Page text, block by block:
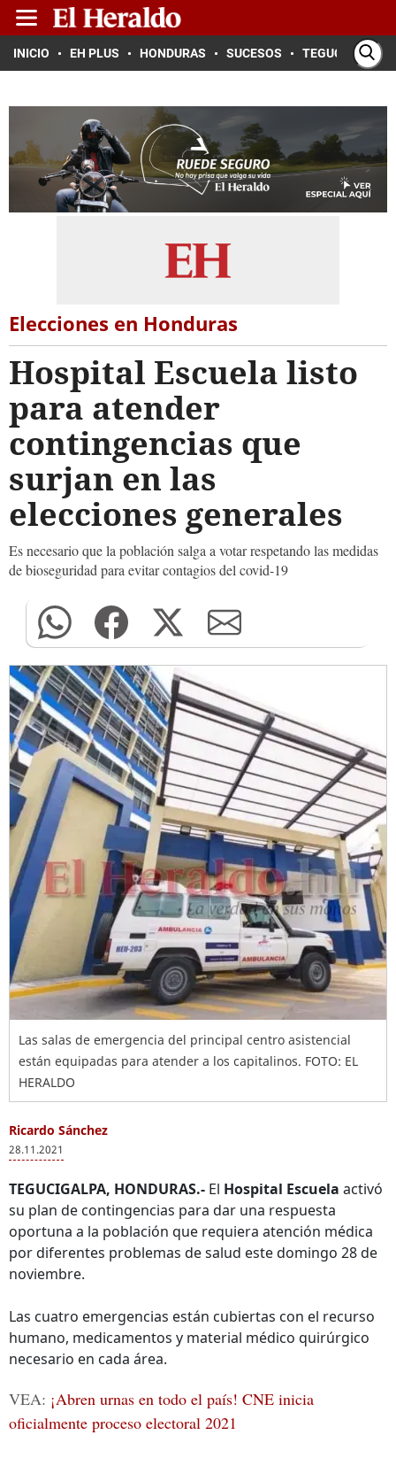
INICIO EH PLUS HONDURAS SUCESOS TEGUCIGALPA
Elecciones en Honduras
Hospital Escuela listo
para atender
contingencias que
surjan en las
elecciones generales
Es necesario que la población salga a votar respetando las medidas
de bioseguridad para evitar contagios del covid-19
Las salas de emergencia del principal centro asistencial
están equipadas para atender a los capitalinos. FOTO: EL
HERALDO
Ricardo Sánchez
28.11.2021
TEGUCIGALPA, HONDURAS.- El Hospital Escuela activó
su plan de contingencias para dar una respuesta
oportuna a la población que requiera atención médica
por diferentes problemas de salud este domingo 28 de
noviembre.
Las cuatro emergencias están cubiertas con el recurso
humano, medicamentos y material médico quirúrgico
necesario en cada área.
VEA: ¡Abren urnas en todo el país! CNE inicia
oficialmente proceso electoral 2021